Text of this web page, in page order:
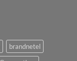
brandnetel